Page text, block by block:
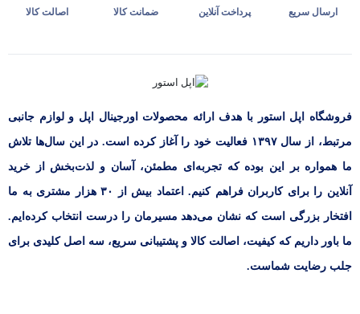
ارسال سریع پرداخت آنلاین ضمانت کالا اصالت کالا
فروشگاه اپل استور با هدف ارائه‌ محصولات اورجینال اپل و لوازم جانبی
مرتبط، از سال ۱۳۹۷ فعالیت خود را آغاز کرده است. در این سال‌ها تلاش
ما همواره بر این بوده که تجربه‌ای مطمئن، آسان و لذت‌بخش از خرید
آنلاین را برای کاربران فراهم کنیم. اعتماد بیش از ۳۰ هزار مشتری به ما
افتخار بزرگی است که نشان می‌دهد مسیرمان را درست انتخاب کرده‌ایم.
ما باور داریم که کیفیت، اصالت کالا و پشتیبانی سریع، سه اصل کلیدی برای
جلب رضایت شماست.